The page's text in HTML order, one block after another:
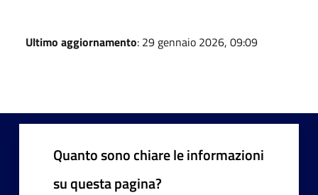
Ultimo aggiornamento: 29 gennaio 2026, 09:09
Quanto sono chiare le informazioni
su questa pagina?